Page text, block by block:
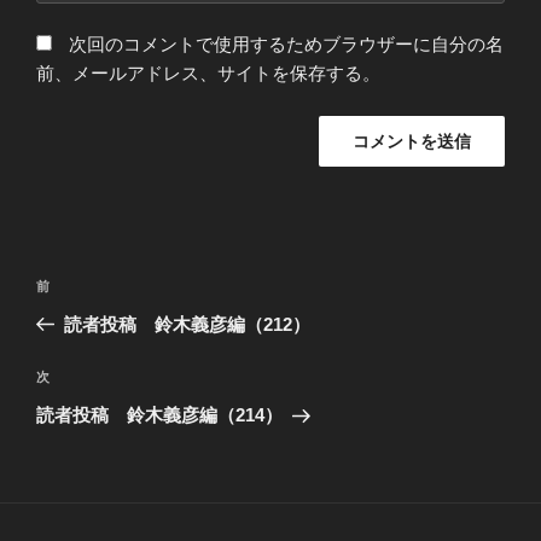
次回のコメントで使用するためブラウザーに自分の名
前、メールアドレス、サイトを保存する。
投
ビ
ゲ
過
去
投
稿
前
読者投稿 鈴木義彦編（212）
次
の
次
読者投稿 鈴木義彦編（214）